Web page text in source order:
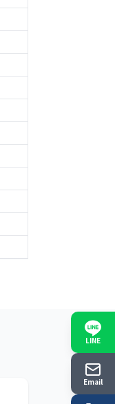
LINE
Email